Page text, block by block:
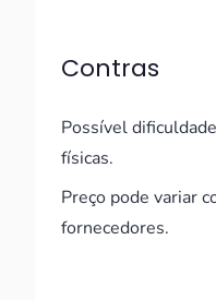
Contras
Possível
físicas.
Preço pode variar
fornecedores.